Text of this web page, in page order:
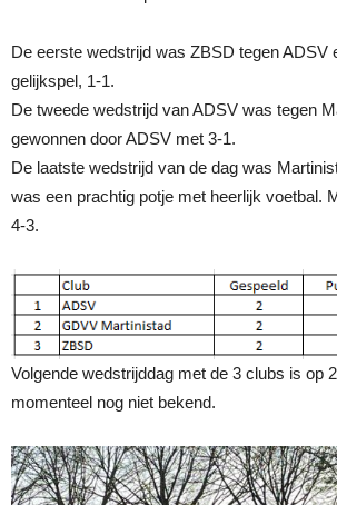
De eerste wedstrijd was ZBSD tegen ADSV
gelijkspel, 1-1.
De tweede wedstrijd van ADSV was tegen
gewonnen door ADSV met 3-1.
De laatste wedstrijd van de dag was
was een prachtig potje met heerlijk voetbal.
4-3.
Volgende wedstrijddag met de 3 clubs is op
momenteel nog niet bekend.